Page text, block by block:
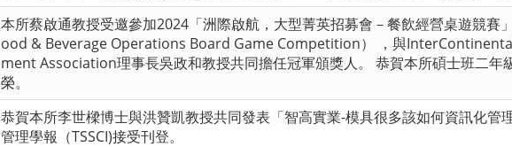
本所蔡啟通教授受邀參加2024「洲際啟航，大型菁英招募會－餐飲經營桌遊競
ood & Beverage Operations Board Game Competition） ，與
ment Association理事長吳政和教授共同擔任冠軍頒獎人。 恭賀本所碩士班二年
榮。
恭賀本所李世樑博士與洪贊凱教授共同發表「智高實業-模具很多該如何資訊化
管理學報（TSSCI)接受刊登。